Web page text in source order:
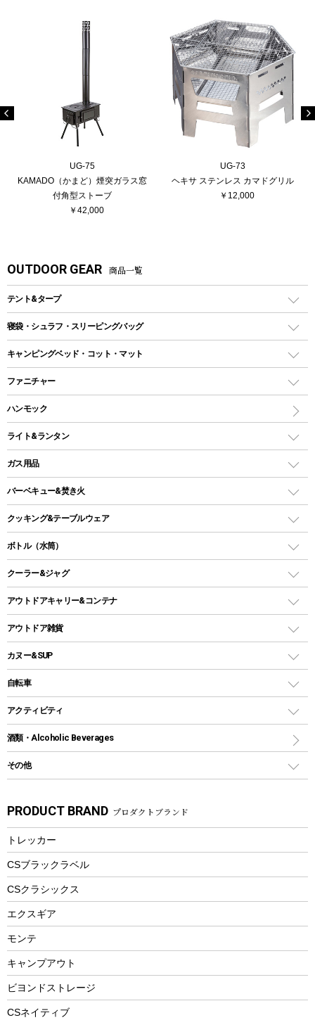
UG-75
KAMADO（かまど）煙突ガラス窓
付角型ストーブ
￥42,000
UG-73
ヘキサ ステンレス カマドグリル
￥12,000
OUTDOOR GEAR 商品一覧
テント&タープ
テント
ツールームテント
ワンポールテント
シェルターテント
ソロテント
ロッジ型・オリジナルテント
タープ
スクエアタープ（レクタタープ）
メッシュタープ
自立式タープ
パラソル
テントアクセサリー
ペグ
ポール
グランドシート
ツール
寝袋・シュラフ・スリーピングバッグ
レクタングラー型（封筒型）シュラフ
インナーシュラフ
キャンピングベッド・コット・マット
キャンピングベッド・コット
インフレータブルマット
ファニチャー
アウトドアテーブル
レジャーシート
ハンモック
ライト&ランタン
LEDランタン
ガスランタン
オイルランタン
LEDライト
ヘッドライト
キャンドル
ガス用品
ガスバーナー
ガス缶
ガストーチ、ライター
バーベキュー&焚き火
バーベキューコンロ、グリル
焚き火台タイプ（ロースタイル）グリル
卓上タイプグリル
パーティータイプグリル
ソロキャンプ用グリル
鉄板、アミ
焚き火台&ストーブ
火起こし
バーベキューツール
クッキング&テーブルウェア
ダッチオーブン
ホットサンドメーカー
クッカーセット
シェラカップ
クッキングツール
ナイフ
カトラリー
マグカップ、カップ
ステンレスボトル
フードボトル
トレー
ランチョンマット
ランチボックス
ボトル（水筒）
ステンレスボトル
コップ付きタイプ
ワンタッチタイプ
プラスチックボトル
ディズニーボトル
クーラー&ジャグ
クーラーボックス
クーラーバッグ
ウォータージャグ
保冷剤
アウトドアキャリー&コンテナ
アウトドアキャリー
アウトドア雑貨
バックパック&バッグ
リュック、バックパック
トートバッグ、サコッシュ
ショッピングキャリー
その他アウトドア雑貨
スプレー関係
ツール、他
カヌー&SUP
インフレータブル
カヤック
パドル
ヘルメット
エアーポンプ
アクセサリー
自転車
折りたたみ自転車
スポーツサイクル
シティサイクル
自転車ウェア
アクティビティ
マリン
ラッシュガード
パラソル
フローティングベスト
エアーポンプ
ビーチテント
ウィンター
スノーシュー
防寒ウェア
酒類・Alcoholic Beverages
その他
湯たんぽ
防災用品
PRODUCT BRAND プロダクトブランド
トレッカー
CSブラックラベル
CSクラシックス
エクスギア
モンテ
キャンプアウト
ビヨンドストレージ
CSネイティブ